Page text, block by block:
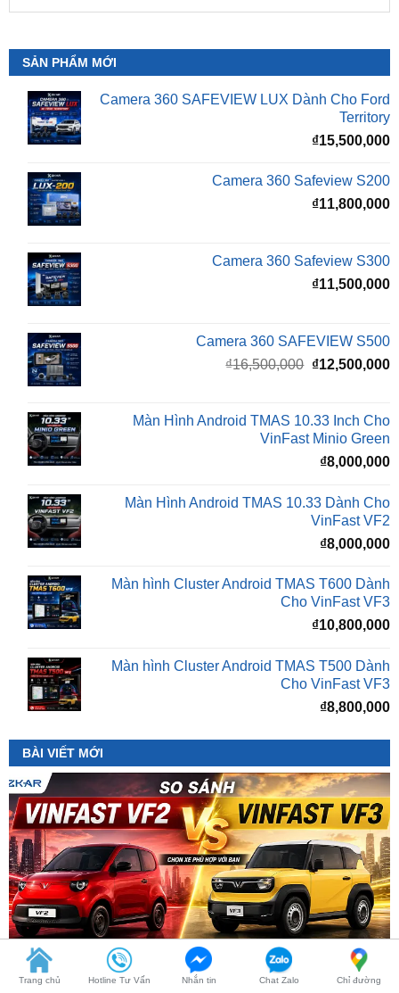
SẢN PHẨM MỚI
Camera 360 SAFEVIEW LUX Dành Cho Ford
₫15,500,000
Camera 360 Safeview S200
Camera 360 Safeview S300
Camera 360 SAFEVIEW S500
gốc
₫16,500,000.
Màn Hình Android TMAS 10.33 Inch Cho
₫8,000,000
Màn Hình Android TMAS 10.33 Dành Cho
₫8,000,000
Màn hình Cluster Android TMAS T600 Dành
Cho VinFast VF3
₫10,800,000
Màn hình Cluster Android TMAS T500 Dành
₫8,800,000
BÀI VIẾT MỚI
So Sánh VinFast VF2 Với VinFast VF3 Chi Tiết
Trang chủ Hotline Tư Vấn Nhắn tin Chat Zalo Chỉ đường